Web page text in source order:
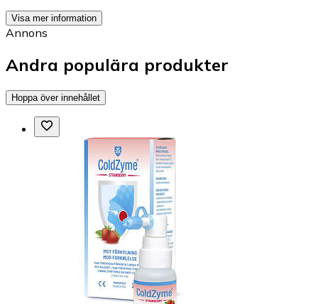
Visa mer information
Annons
Andra populära produkter
Hoppa över innehållet